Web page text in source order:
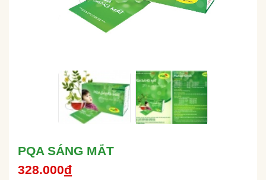
PQA SÁNG MẮT
328.000đ